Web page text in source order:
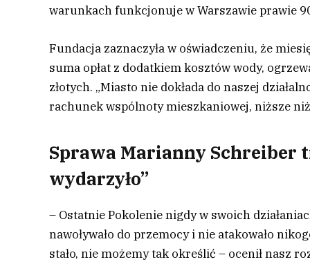
warunkach funkcjonuje w Warszawie prawie
Fundacja zaznaczyła w oświadczeniu, że
suma opłat z dodatkiem kosztów wody,
złotych. „Miasto nie dokłada do naszej
rachunek wspólnoty mieszkaniowej, niższe
Sprawa Marianny Schreiber
wydarzyło”
– Ostatnie Pokolenie nigdy w swoich
nawoływało do przemocy i nie atakowało
stało, nie możemy tak określić – ocenił nasz